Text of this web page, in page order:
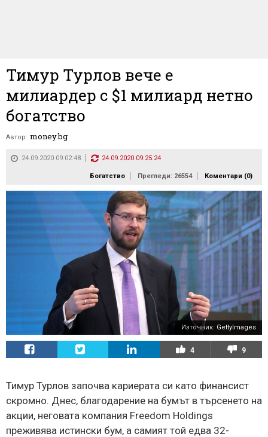
Тимур Турлов вече е
милиардер с $1 милиард нетно
богатство
Автор: money.bg
24.09.2020 09:02:48 24.09.2020 09:25:24
Богатство Прегледи: 26554 Коментари (0)
Източник: GettyImages
4 9
Тимур Турлов започва кариерата си като финансист
скромно. Днес, благодарение на бумът в търсенето на
акции, неговата компания Freedom Holdings
преживява истински бум, а самият той едва 32-